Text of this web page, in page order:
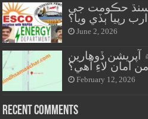
حڪومت جي
June 2, 2026
ڏوهارين
امان لاءِ آهي؟
February 12, 2026
Recent Comments